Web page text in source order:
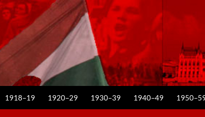
1918–19 1920–29 1930–39 1940–49